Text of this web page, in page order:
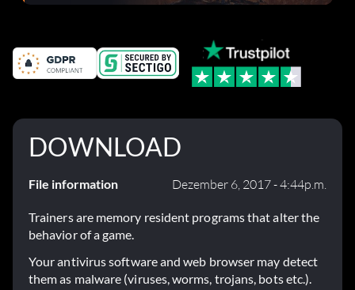
Fehlerbehebungen
DOWNLOAD
File information Dezember 6, 2017 - 4:44p.m.
Trainers are memory resident programs that alter the
behavior of a game.
Your antivirus software and web browser may detect
them as malware (viruses, worms, trojans, bots etc.).